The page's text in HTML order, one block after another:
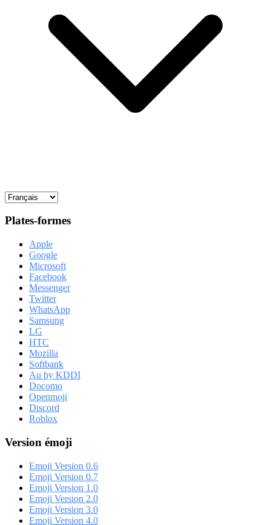
Plates-formes
Apple
Google
Microsoft
Facebook
Messenger
Twitter
WhatsApp
Samsung
LG
HTC
Mozilla
Softbank
Au by KDDI
Docomo
Openmoji
Discord
Roblox
Version émoji
Emoji Version 0.6
Emoji Version 0.7
Emoji Version 1.0
Emoji Version 2.0
Emoji Version 3.0
Emoji Version 4.0